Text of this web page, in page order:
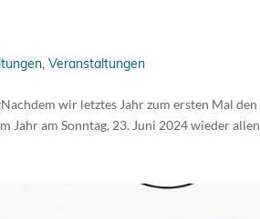
,Veranstaltungen
wir letztes Jahr zum ersten Mal den
Jahr am Sonntag, 23. Juni 2024 wieder allen